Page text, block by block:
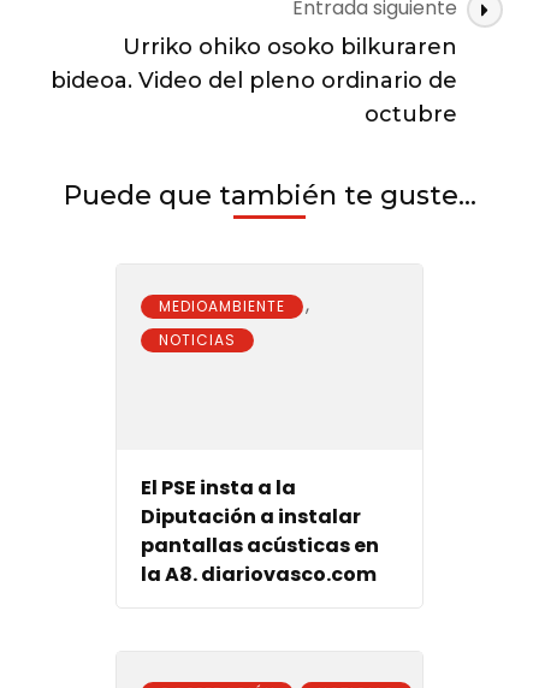
Zarautz
Entrada siguiente
Urriko ohiko osoko bilkuraren
bideoa. Video del pleno ordinario de
octubre
Puede que también te guste...
MEDIOAMBIENTE ,
NOTICIAS
El PSE insta a la
Diputación a instalar
pantallas acústicas en
la A8. diariovasco.com